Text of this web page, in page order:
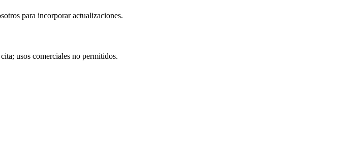
para incorporar actualizaciones.
usos comerciales no permitidos.